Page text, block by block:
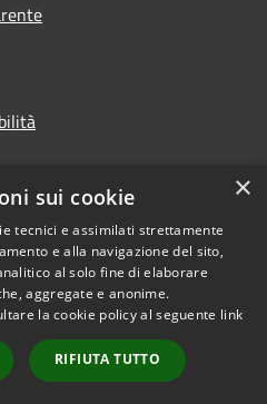
Copyright © 2026 • Comune di
byMunicipium
Accesso
redazione
×
sui cookie
tecnici e assimilati strettamente
e alla navigazione del sito,
al solo fine di elaborare
aggregate e anonime.
la cookie policy al seguente link
RIFIUTA TUTTO